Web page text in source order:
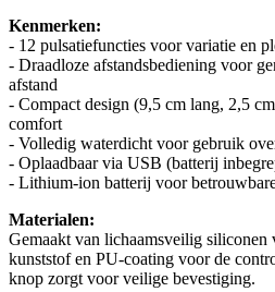
Kenmerken:
- 12 pulsatiefuncties voor variatie en
- Draadloze afstandsbediening voor
afstand
- Compact design (9,5 cm lang, 2,5
comfort
- Volledig waterdicht voor gebruik
- Oplaadbaar via USB (batterij
- Lithium-ion batterij voor
Materialen:
Gemaakt van lichaamsveilig
kunststof en PU-coating voor de
knop zorgt voor veilige bevestiging.